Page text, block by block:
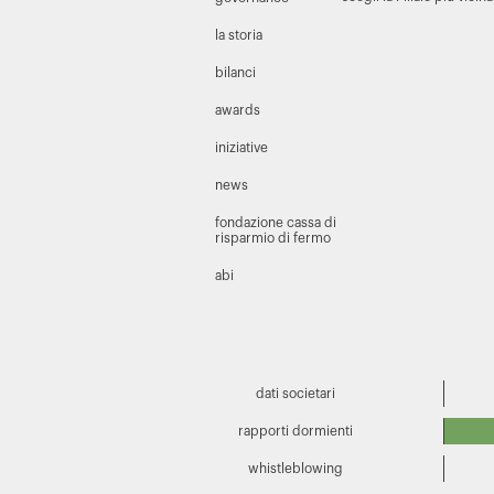
la storia
bilanci
awards
iniziative
news
fondazione cassa di
risparmio di fermo
abi
dati societari
rapporti dormienti
whistleblowing